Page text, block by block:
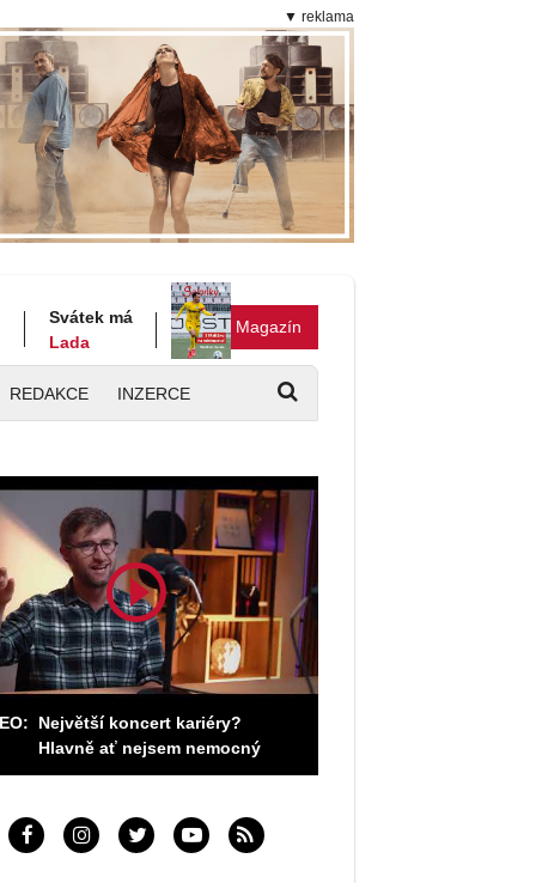
Svátek má
Lada
Magazín
REDAKCE INZERCE
Největší koncert kariéry?
Hlavně ať nejsem nemocný
▼ reklama